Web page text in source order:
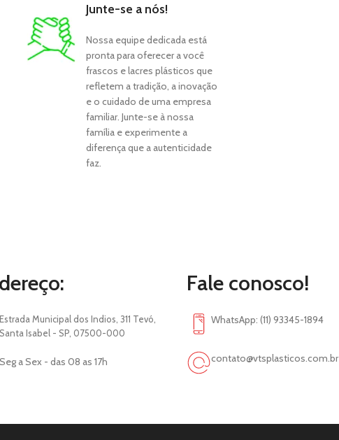
Junte-se a nós!
Nossa equipe dedicada está
pronta para oferecer a você
frascos e lacres plásticos que
refletem a tradição, a inovação
e o cuidado de uma empresa
familiar. Junte-se à nossa
família e experimente a
diferença que a autenticidade
faz.
Estrada Municipal dos Indios, 311 Tevó,
Santa Isabel - SP, 07500-000
Seg a Sex - das 08 as 17h
Fale conosco!
WhatsApp: (11) 93345-1894
contato@vtsplasticos.com.br